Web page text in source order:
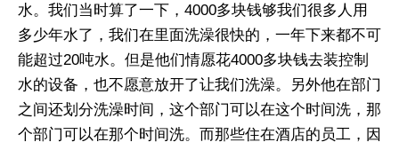
水。我们当时算了一下，4000多块钱够我们很多人用
多少年水了，我们在里面洗澡很快的，一年下来都不可
能超过20吨水。但是他们情愿花4000多块钱去装控制
水的设备，也不愿意放开了让我们洗澡。另外他在部门
之间还划分洗澡时间，这个部门可以在这个时间洗，那
个部门可以在那个时间洗。而那些住在酒店的员工，因